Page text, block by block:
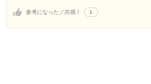
来への不安。これらが一気に押し寄せ
くしてしまいますよね。でも、大学4
めずに就職先を見つけ、今こうして
参考になった／共感！ 1